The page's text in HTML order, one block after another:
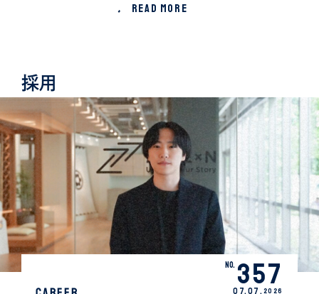
READ MORE
採用
No. 357
07.07 .2026